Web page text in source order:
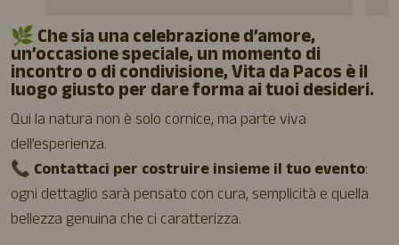
🌿Che sia una celebrazione d’amore,
un’occasione speciale, un momento di
incontro o di condivisione, Vita da Pacos è il
luogo giusto per dare forma ai tuoi desideri.
Qui la natura non è solo cornice, ma parte viva
dell’esperienza.
📞 Contattaci per costruire insieme il tuo evento:
ogni dettaglio sarà pensato con cura, semplicità e quella
bellezza genuina che ci caratterizza.